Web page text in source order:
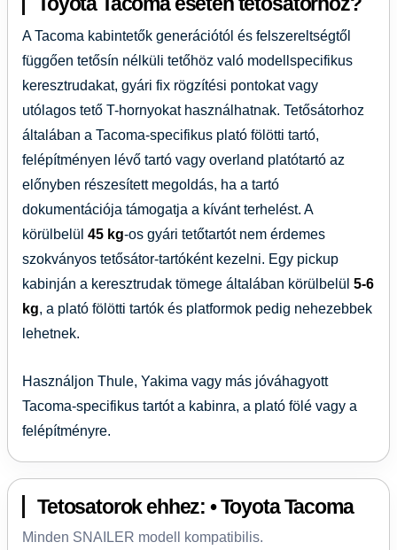
A Tacoma kabintetők generációtól és felszereltségtől
függően tetősín nélküli tetőhöz való modellspecifikus
keresztrudakat, gyári fix rögzítési pontokat vagy
utólagos tető T-hornyokat használhatnak. Tetősátorhoz
általában a Tacoma-specifikus plató fölötti tartó,
felépítményen lévő tartó vagy overland platótartó az
előnyben részesített megoldás, ha a tartó
dokumentációja támogatja a kívánt terhelést. A
körülbelül 45 kg-os gyári tetőtartót nem érdemes
szokványos tetősátor-tartóként kezelni. Egy pickup
kabinján a keresztrudak tömege általában körülbelül 5-6
kg, a plató fölötti tartók és platformok pedig nehezebbek
lehetnek.
Használjon Thule, Yakima vagy más jóváhagyott
Tacoma-specifikus tartót a kabinra, a plató fölé vagy a
felépítményre.
Tetosatorok ehhez: • Toyota Tacoma
Minden SNAILER modell kompatibilis.